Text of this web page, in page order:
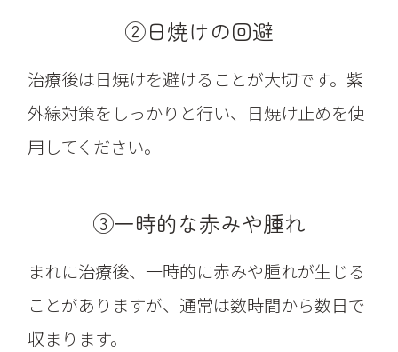
②日焼けの回避
治療後は日焼けを避けることが大切です。紫
外線対策をしっかりと行い、日焼け止めを使
用してください。
③一時的な赤みや腫れ
まれに治療後、一時的に赤みや腫れが生じる
ことがありますが、通常は数時間から数日で
収まります。